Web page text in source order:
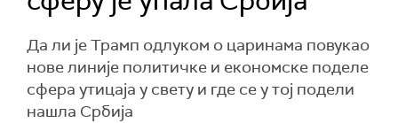
Да ли је Трамп одлуком о царинама повукао
нове линије политичке и економске поделе
сфера утицаја у свету и где се у тој подели
нашла Србија